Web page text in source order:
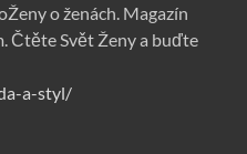
o ženách. Magazín
Čtěte Svět Ženy a buďte
a-styl/